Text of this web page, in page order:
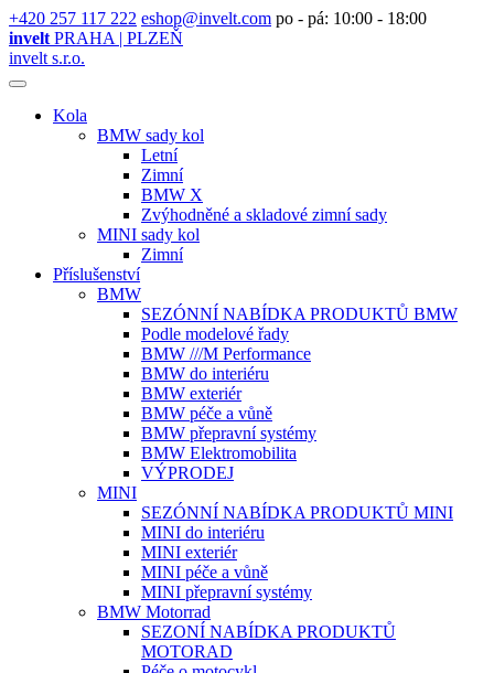
+420 257 117 222 eshop@invelt.com po - pá: 10:00 - 18:00
invelt PRAHA | PLZEŇ
invelt s.r.o.
Kola
BMW sady kol
Letní
Zimní
BMW X
Zvýhodněné a skladové zimní sady
MINI sady kol
Zimní
Příslušenství
BMW
SEZÓNNÍ NABÍDKA PRODUKTŮ BMW
Podle modelové řady
BMW ///M Performance
BMW do interiéru
BMW exteriér
BMW péče a vůně
BMW přepravní systémy
BMW Elektromobilita
VÝPRODEJ
MINI
SEZÓNNÍ NABÍDKA PRODUKTŮ MINI
MINI do interiéru
MINI exteriér
MINI péče a vůně
MINI přepravní systémy
BMW Motorrad
SEZONÍ NABÍDKA PRODUKTŮ
MOTORAD